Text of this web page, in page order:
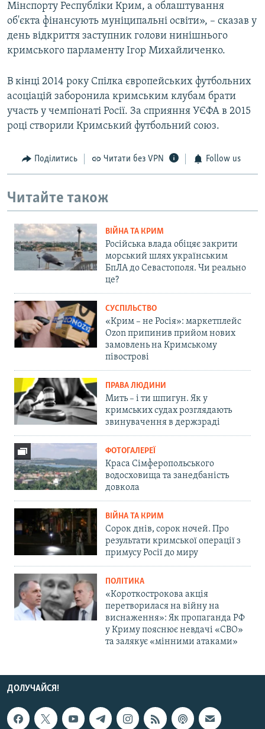
Мінспорту Республіки Крим, а облаштування
об'єкта фінансують муніципальні освіти», – сказав у
день відкриття заступник голови нинішнього
кримського парламенту Ігор Михайличенко.
В кінці 2014 року Спілка європейських футбольних
асоціацій заборонила кримським клубам брати
участь у чемпіонаті Росії. За сприяння УЄФА в 2015
році створили Кримський футбольний союз.
Поділитись Читати без VPN Follow us
Читайте також
ВІЙНА ТА КРИМ
Російська влада обіцяє закрити
морський шлях українським
БпЛА до Севастополя. Чи реально
це?
СУСПІЛЬСТВО
«Крим – не Росія»: маркетплейс
Ozon припинив прийом нових
замовлень на Кримському
півострові
ПРАВА ЛЮДИНИ
Мить – і ти шпигун. Як у
кримських судах розглядають
звинувачення в держзраді
ФОТОГАЛЕРЕЇ
Краса Сімферопольського
водосховища та занедбаність
довкола
ВІЙНА ТА КРИМ
Сорок днів, сорок ночей. Про
результати кримської операції з
примусу Росії до миру
ПОЛІТИКА
«Короткострокова акція
перетворилася на війну на
виснаження»: Як пропаганда РФ
у Криму пояснює невдачі «СВО»
та залякує «мінними атаками»
ДОЛУЧАЙСЯ!